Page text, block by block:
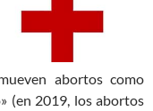
abortos como
(en 2019, los abortos